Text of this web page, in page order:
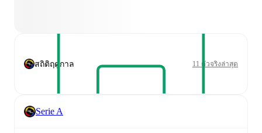
สถิติฤดูกาล 11 ตัวจริงล่าสุด
Serie A